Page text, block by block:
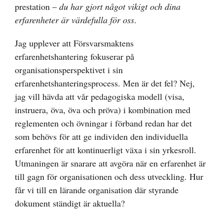
prestation – du har gjort något vikigt och dina
erfarenheter är värdefulla för oss.
Jag upplever att Försvarsmaktens
erfarenhetshantering fokuserar på
organisationsperspektivet i sin
erfarenhetshanteringsprocess. Men är det fel? Nej,
jag vill hävda att vår pedagogiska modell (visa,
instruera, öva, öva och pröva) i kombination med
reglementen och övningar i förband redan har det
som behövs för att ge individen den individuella
erfarenhet för att kontinuerligt växa i sin yrkesroll.
Utmaningen är snarare att avgöra när en erfarenhet är
till gagn för organisationen och dess utveckling. Hur
får vi till en lärande organisation där styrande
dokument ständigt är aktuella?